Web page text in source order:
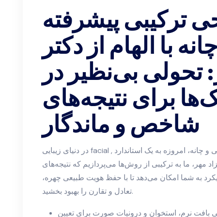
ترکیبی پیشرفته
با الهام از دکتر
تحولی بی‌نظیر در
برای نتیجه‌های
شاخص و ماندگار
در دنیای زیبایی facial , ترکیب دقیق تکنیک‌های پیشرفته پیش‌بینی و چانه، امروزه به یک استاندارد
مهر، ما به ترکیبی از روش‌ها می‌پردازیم که نتیجه‌های
به شما امکان می‌دهد تا با حفظ هویت طبیعی چهره،
تعادل و تقارن را بهبود بخشید.
بافت نرم، استخوان و درونیات صورت برای تعیین